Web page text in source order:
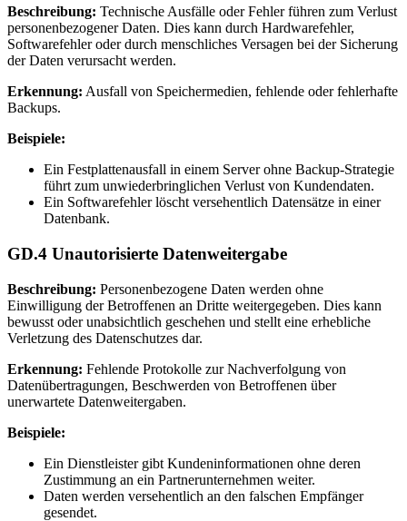
Beschreibung: Technische Ausfälle oder Fehler führen zum Verlust
personenbezogener Daten. Dies kann durch Hardwarefehler,
Softwarefehler oder durch menschliches Versagen bei der Sicherung
der Daten verursacht werden.
Erkennung: Ausfall von Speichermedien, fehlende oder fehlerhafte
Backups.
Beispiele:
Ein Festplattenausfall in einem Server ohne Backup-Strategie
führt zum unwiederbringlichen Verlust von Kundendaten.
Ein Softwarefehler löscht versehentlich Datensätze in einer
Datenbank.
GD.4 Unautorisierte Datenweitergabe
Beschreibung: Personenbezogene Daten werden ohne
Einwilligung der Betroffenen an Dritte weitergegeben. Dies kann
bewusst oder unabsichtlich geschehen und stellt eine erhebliche
Verletzung des Datenschutzes dar.
Erkennung: Fehlende Protokolle zur Nachverfolgung von
Datenübertragungen, Beschwerden von Betroffenen über
unerwartete Datenweitergaben.
Beispiele:
Ein Dienstleister gibt Kundeninformationen ohne deren
Zustimmung an ein Partnerunternehmen weiter.
Daten werden versehentlich an den falschen Empfänger
gesendet.